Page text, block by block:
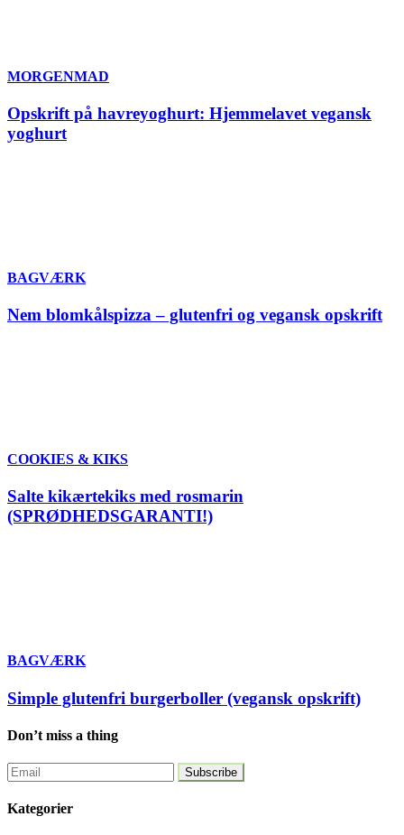
MORGENMAD
Opskrift på havreyoghurt: Hjemmelavet vegansk
yoghurt
BAGVÆRK
Nem blomkålspizza – glutenfri og vegansk opskrift
COOKIES & KIKS
Salte kikærtekiks med rosmarin
(SPRØDHEDSGARANTI!)
BAGVÆRK
Simple glutenfri burgerboller (vegansk opskrift)
Don’t miss a thing
Kategorier